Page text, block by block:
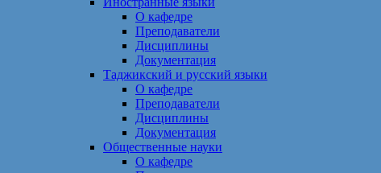
О кафедре
Преподаватели
Дисциплины
Документация
Таджикский и русский языки
О кафедре
Преподаватели
Дисциплины
Документация
Общественные науки
О кафедре